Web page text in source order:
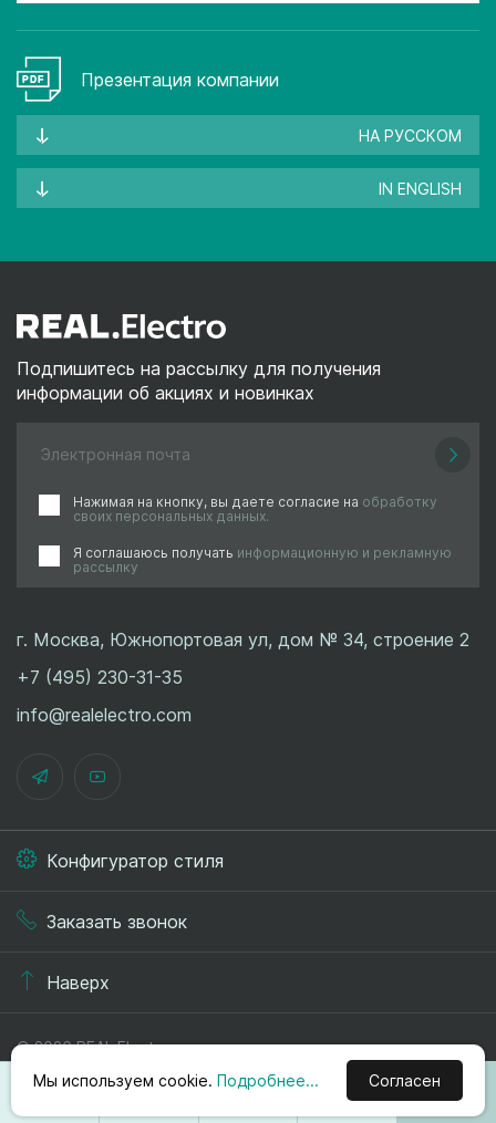
Презентация компании
НА РУССКОМ
IN ENGLISH
Подпишитесь на рассылку для получения
информации об акциях и новинках
Нажимая на кнопку, вы даете согласие на обработку
своих персональных данных.
Я соглашаюсь получать информационную и рекламную
рассылку
г. Москва, Южнопортовая ул, дом № 34, строение 2
+7 (495) 230-31-35
info@realelectro.com
Конфигуратор стиля
Заказать звонок
Наверх
© 2026 REAL.Electro
Политика конфиденциальности
Публичная оферта
Мы используем cookie. Подробнее... Согласен